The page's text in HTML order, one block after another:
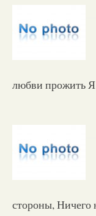
любви прожить
стороны, Ничего